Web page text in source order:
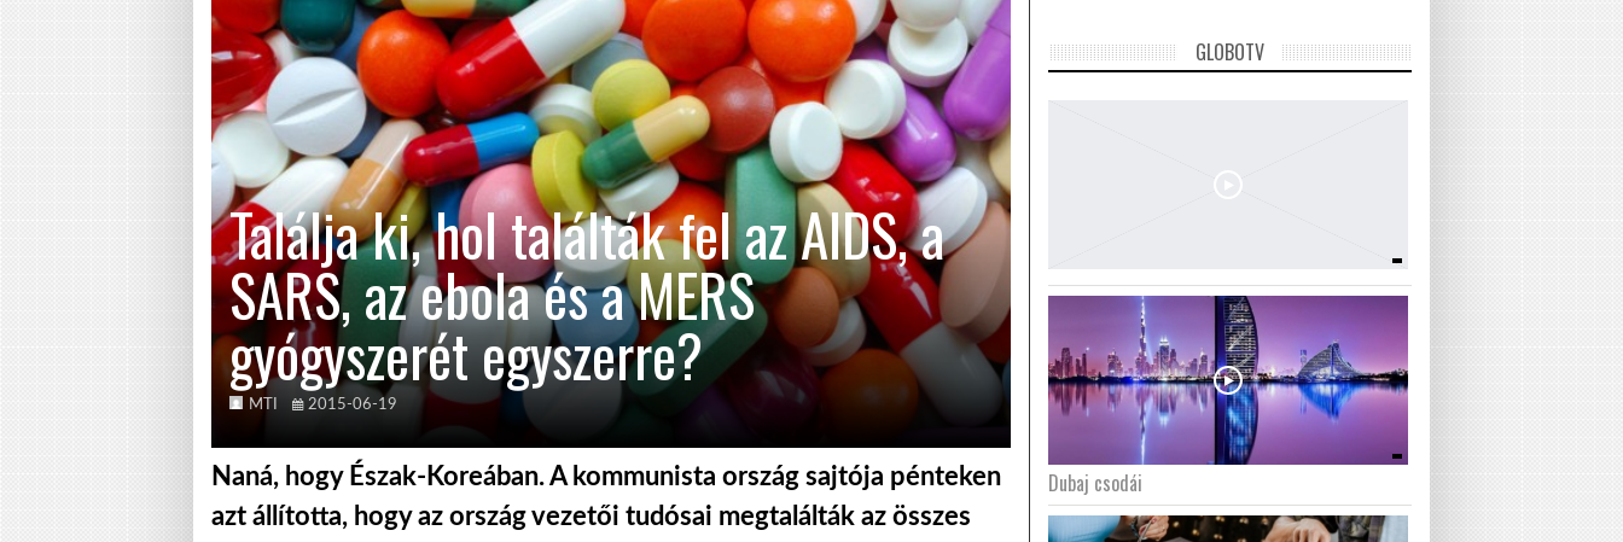
Találja ki, hol találták fel az AIDS, a
SARS, az ebola és a MERS
gyógyszerét egyszerre?
MTI 2015-06-19
Naná, hogy Észak-Koreában. A kommunista ország sajtója pénteken
azt állította, hogy az ország vezetői tudósai megtalálták az összes
GLOBOTV
Dubaj csodái